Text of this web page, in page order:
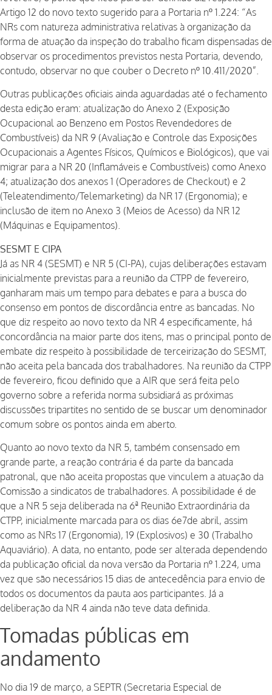
Artigo 12 do novo texto sugerido para a Portaria nº 1.224: “As
NRs com natureza administrativa relativas à organização da
forma de atuação da inspeção do trabalho ficam dispensadas de
observar os procedimentos previstos nesta Portaria, devendo,
contudo, observar no que couber o Decreto nº 10.411/2020”.
Outras publicações oficiais ainda aguardadas até o fechamento
desta edição eram: atualização do Anexo 2 (Exposição
Ocupacional ao Benzeno em Postos Revendedores de
Combustíveis) da NR 9 (Avaliação e Controle das Exposições
Ocupacionais a Agentes Físicos, Químicos e Biológicos), que vai
migrar para a NR 20 (Inflamáveis e Combustíveis) como Anexo
4; atualização dos anexos 1 (Operadores de Checkout) e 2
(Teleatendimento/Telemarketing) da NR 17 (Ergonomia); e
inclusão de item no Anexo 3 (Meios de Acesso) da NR 12
(Máquinas e Equipamentos).
SESMT E CIPA
Já as NR 4 (SESMT) e NR 5 (CI-PA), cujas deliberações estavam
inicialmente previstas para a reunião da CTPP de fevereiro,
ganharam mais um tempo para debates e para a busca do
consenso em pontos de discordância entre as bancadas. No
que diz respeito ao novo texto da NR 4 especificamente, há
concordância na maior parte dos itens, mas o principal ponto de
embate diz respeito à possibilidade de terceirização do SESMT,
não aceita pela bancada dos trabalhadores. Na reunião da CTPP
de fevereiro, ficou definido que a AIR que será feita pelo
governo sobre a referida norma subsidiará as próximas
discussões tripartites no sentido de se buscar um denominador
comum sobre os pontos ainda em aberto.
Quanto ao novo texto da NR 5, também consensado em
grande parte, a reação contrária é da parte da bancada
patronal, que não aceita propostas que vinculem a atuação da
Comissão a sindicatos de trabalhadores. A possibilidade é de
que a NR 5 seja deliberada na 6ª Reunião Extraordinária da
CTPP, inicialmente marcada para os dias 6e7de abril, assim
como as NRs 17 (Ergonomia), 19 (Explosivos) e 30 (Trabalho
Aquaviário). A data, no entanto, pode ser alterada dependendo
da publicação oficial da nova versão da Portaria nº 1.224, uma
vez que são necessários 15 dias de antecedência para envio de
todos os documentos da pauta aos participantes. Já a
deliberação da NR 4 ainda não teve data definida.
Tomadas públicas em
andamento
No dia 19 de março, a SEPTR (Secretaria Especial de